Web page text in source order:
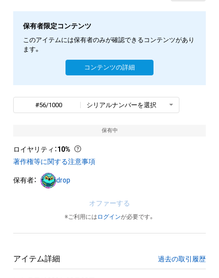
保有者限定コンテンツ
このアイテムには保有者のみが確認できるコンテンツがあり
ます。
コンテンツの詳細
#56/1000 シリアルナンバーを選択
保有中
ロイヤリティ ：10%
著作権等に関する注意事項
保有者： drop
オファーする
※ご利用には ログインが必要です。
アイテム詳細 過去の取引履歴